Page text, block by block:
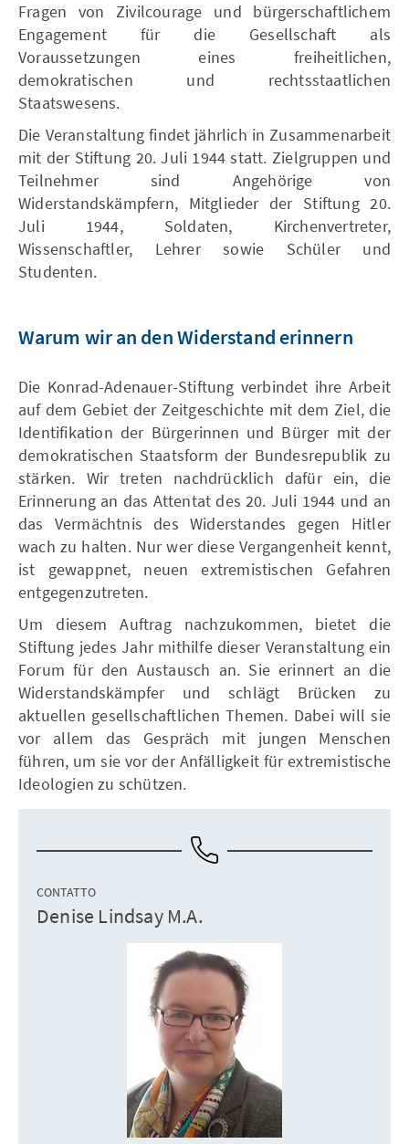
Fragen von Zivilcourage und bürgerschaftlichem
Engagement für die Gesellschaft als
Voraussetzungen eines freiheitlichen,
demokratischen und rechtsstaatlichen
Staatswesens.
Die Veranstaltung findet jährlich in Zusammenarbeit
mit der Stiftung 20. Juli 1944 statt. Zielgruppen und
Teilnehmer sind Angehörige von
Widerstandskämpfern, Mitglieder der Stiftung 20.
Juli 1944, Soldaten, Kirchenvertreter,
Wissenschaftler, Lehrer sowie Schüler und
Studenten.
Warum wir an den Widerstand erinnern
Die Konrad-Adenauer-Stiftung verbindet ihre Arbeit
auf dem Gebiet der Zeitgeschichte mit dem Ziel, die
Identifikation der Bürgerinnen und Bürger mit der
demokratischen Staatsform der Bundesrepublik zu
stärken. Wir treten nachdrücklich dafür ein, die
Erinnerung an das Attentat des 20. Juli 1944 und an
das Vermächtnis des Widerstandes gegen Hitler
wach zu halten. Nur wer diese Vergangenheit kennt,
ist gewappnet, neuen extremistischen Gefahren
entgegenzutreten.
Um diesem Auftrag nachzukommen, bietet die
Stiftung jedes Jahr mithilfe dieser Veranstaltung ein
Forum für den Austausch an. Sie erinnert an die
Widerstandskämpfer und schlägt Brücken zu
aktuellen gesellschaftlichen Themen. Dabei will sie
vor allem das Gespräch mit jungen Menschen
führen, um sie vor der Anfälligkeit für extremistische
Ideologien zu schützen.
CONTATTO
Denise Lindsay M.A.